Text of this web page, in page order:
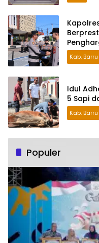
Kab. Barru
Idul
5 Sapi
Kab. Barru
Populer